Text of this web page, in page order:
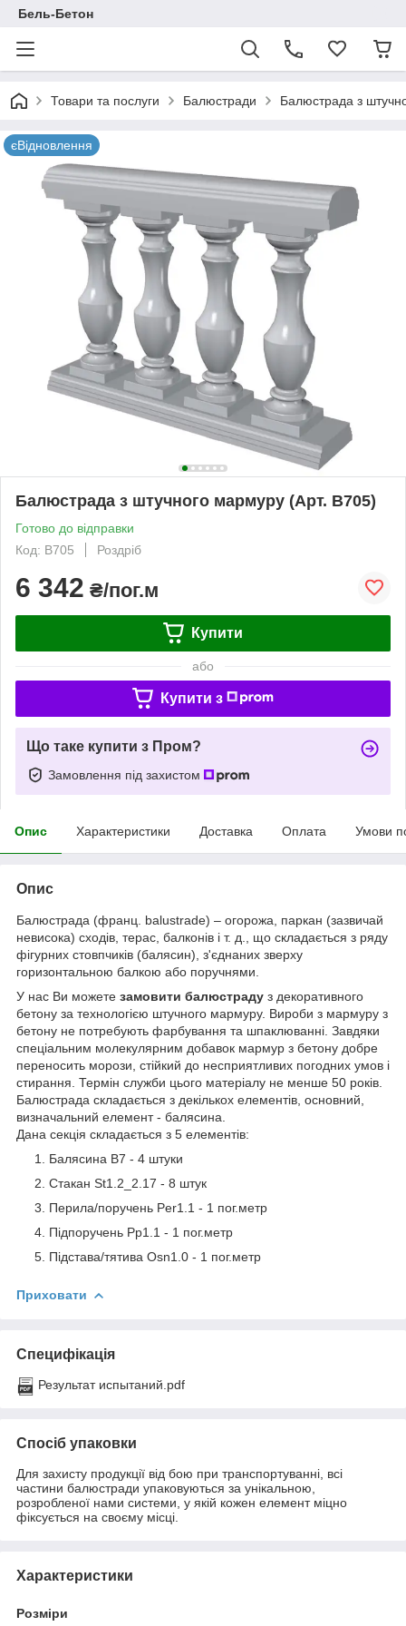
Бель-Бетон
Товари та послуги Балюстради Балюстрада з
єВідновлення
Балюстрада з штучного мармуру (Арт. B705)
Готово до відправки
Код: B705
Роздріб
6 342 ₴/пог.м
Купити
або
Купити з
Що таке купити з Пром?
Замовлення під захистом
Опис Характеристики Доставка Оплата Умови
Опис
Балюстрада (франц. balustrade) – огорожа, паркан (зазвичай
невисока) сходів, терас, балконів і т. д., що складається з ряду
фігурних стовпчиків (балясин), з'єднаних зверху
горизонтальною балкою або поручнями.
У нас Ви можете замовити балюстраду з декоративного
бетону за технологією штучного мармуру. Вироби з мармуру з
бетону не потребують фарбування та шпаклюванні. Завдяки
спеціальним молекулярним добавок мармур з бетону добре
переносить морози, стійкий до несприятливих погодних умов і
стирання. Термін служби цього матеріалу не менше 50 років.
Балюстрада складається з декількох елементів, основний,
визначальний елемент - балясина.
Дана секція складається з 5 елементів:
Балясина B7 - 4 штуки
Стакан St1.2_2.17 - 8 штук
Перила/поручень Per1.1 - 1 пог.метр
Підпоручень Pp1.1 - 1 пог.метр
Підстава/тятива Osn1.0 - 1 пог.метр
Приховати
Специфікація
Результат испытаний.pdf
Спосіб упаковки
Для захисту продукції від бою при транспортуванні, всі
частини балюстради упаковуються за унікальною,
розробленої нами системи, у якій кожен елемент міцно
фіксується на своєму місці.
Характеристики
Розміри